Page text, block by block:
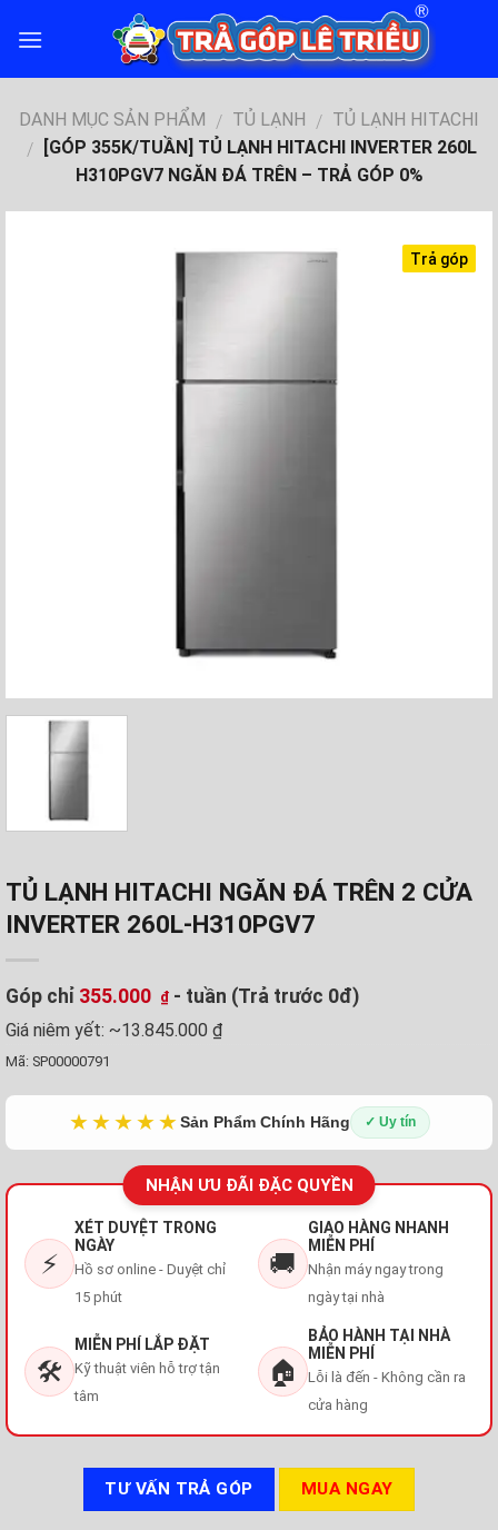
DANH MỤC SẢN PHẨM / TỦ LẠNH / TỦ LẠNH HITACHI
/
[GÓP 355K/TUẦN] TỦ LẠNH HITACHI INVERTER 260L
H310PGV7 NGĂN ĐÁ TRÊN – TRẢ GÓP 0%
Trả góp
TỦ LẠNH HITACHI NGĂN ĐÁ TRÊN 2 CỬA
INVERTER 260L-H310PGV7
Góp chỉ 355.000 ₫ - tuần (Trả trước 0đ)
Giá niêm yết: ~13.845.000 ₫
Mã: SP00000791
★★★★★Sản Phẩm Chính Hãng ✓ Uy tín
NHẬN ƯU ĐÃI ĐẶC QUYỀN
⚡
XÉT DUYỆT TRONG
NGÀY
Hồ sơ online - Duyệt chỉ
15 phút
🚚
GIAO HÀNG NHANH
MIỄN PHÍ
Nhận máy ngay trong
ngày tại nhà
🛠️
MIỄN PHÍ LẮP ĐẶT
Kỹ thuật viên hỗ trợ tận
tâm
🏠
BẢO HÀNH TẠI NHÀ
MIỄN PHÍ
Lỗi là đến - Không cần ra
cửa hàng
TƯ VẤN TRẢ GÓP MUA NGAY